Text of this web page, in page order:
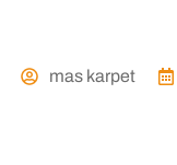
mas karpet